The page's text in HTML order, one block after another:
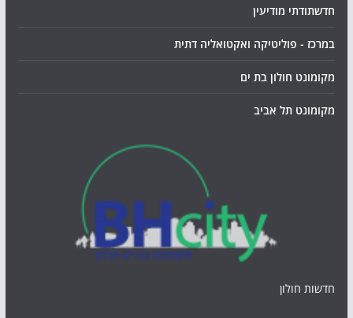
חדשתודתי מודיעין
במרכז - פוליטיקה ואקטואליה דתית
מקומונט חולון בת ים
מקומונט תל אביב
חדשות חולון